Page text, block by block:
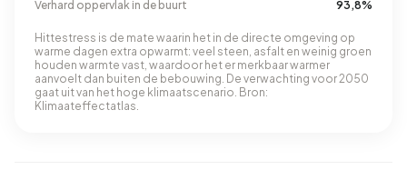
Verhard oppervlak in de buurt 93,8%
Hittestress is de mate waarin het in de directe omgeving op
warme dagen extra opwarmt: veel steen, asfalt en weinig groen
houden warmte vast, waardoor het er merkbaar warmer
aanvoelt dan buiten de bebouwing. De verwachting voor 2050
gaat uit van het hoge klimaatscenario. Bron:
Klimaateffectatlas.